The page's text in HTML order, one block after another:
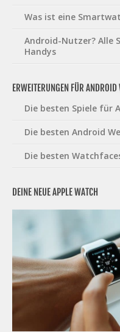
Was ist eine
Android-Nutzer? Alle
Handys
ERWEITERUNGEN FÜR ANDROID
Die besten Spiele für
Die besten Android
Die besten
DEINE NEUE APPLE WATCH